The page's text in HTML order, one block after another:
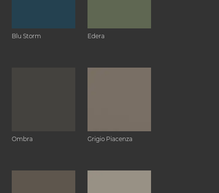
Blu Storm Edera
Ombra Grigio Piacenza